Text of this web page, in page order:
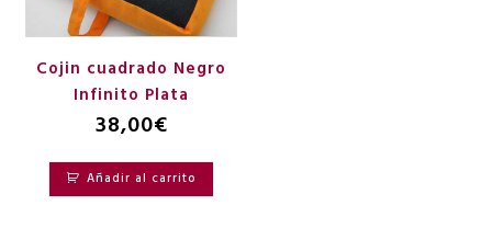
Cojin cuadrado Negro
Infinito Plata
38,00€
Añadir al carrito